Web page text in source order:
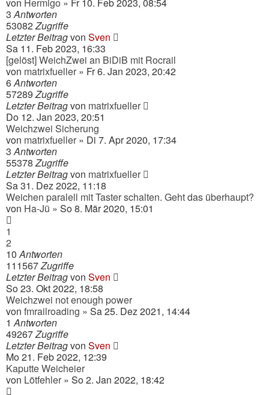
3Antworten
53082Zugriffe
Letzter Beitragvon Sven
Sa 11. Feb 2023, 16:33
[gelöst] WeichZwei an BiDiB mit Rocrail
von matrixfueller » Fr 6. Jan 2023, 20:42
6Antworten
57289Zugriffe
Letzter Beitragvon matrixfueller
Do 12. Jan 2023, 20:51
Weichzwei Sicherung
von matrixfueller » Di 7. Apr 2020, 17:34
3Antworten
55378Zugriffe
Letzter Beitragvon matrixfueller
Sa 31. Dez 2022, 11:18
Weichen paralell mit Taster schalten. Geht das überhaupt?
von Ha-Jü » So 8. Mär 2020, 15:01
1
2
10Antworten
111567Zugriffe
Letzter Beitragvon Sven
So 23. Okt 2022, 18:58
Weichzwei not enough power
von fmrailroading » Sa 25. Dez 2021, 14:44
1Antworten
49267Zugriffe
Letzter Beitragvon Sven
Mo 21. Feb 2022, 12:39
Kaputte Weicheier
von Lötfehler » So 2. Jan 2022, 18:42